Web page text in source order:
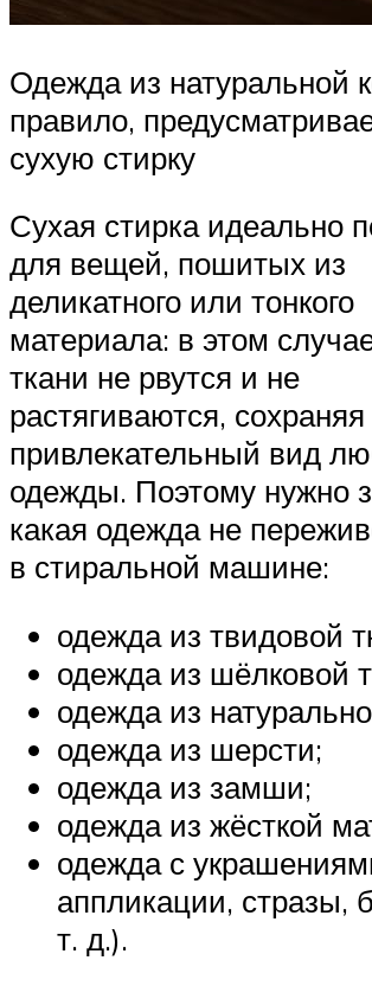
Одежда из натуральной
правило,
сухую стирку
Сухая стирка идеально
для вещей, пошитых из
деликатного или тонкого
материала: в этом
ткани не рвутся и не
растягиваются, сохраняя
привлекательный вид
одежды. Поэтому нужно
какая одежда не
в стиральной машине:
одежда из твидовой
одежда из шёлковой
одежда из
одежда из шерсти;
одежда из замши;
одежда из жёсткой
одежда с
аппликации, стразы,
т. д.).